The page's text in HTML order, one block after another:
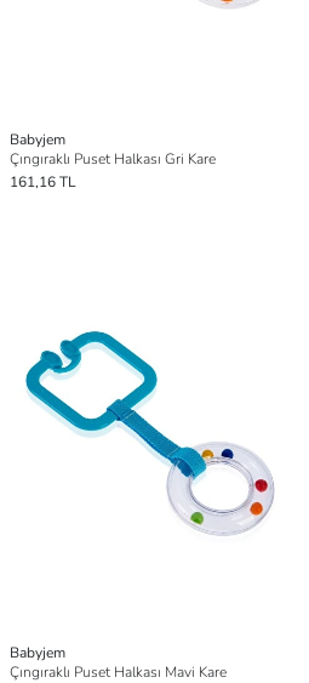
Babyjem
Çıngıraklı Puset Halkası Gri Kare
161,16 TL
Babyjem
Çıngıraklı Puset Halkası Mavi Kare